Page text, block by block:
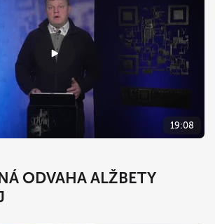
19:08
ODVAHA ALŽBETY